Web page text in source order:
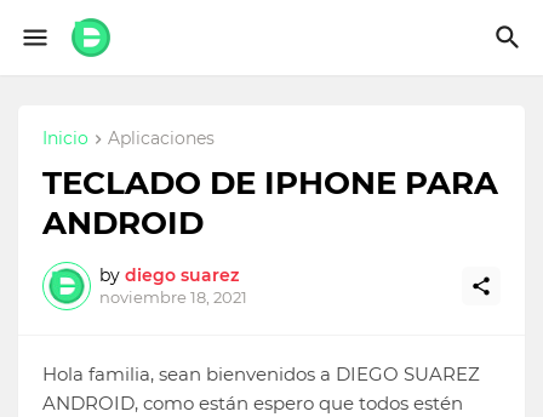
Inicio Aplicaciones
TECLADO DE IPHONE PARA
ANDROID
by diego suarez
noviembre 18, 2021
Hola familia, sean bienvenidos a DIEGO SUAREZ
ANDROID, como están espero que todos estén